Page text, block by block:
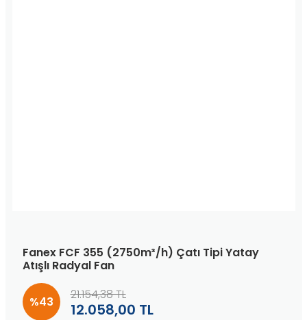
Fanex FCF 355 (2750m³/h) Çatı Tipi Yatay
Atışlı Radyal Fan
%43 12.058,00 TL
21.154,38 TL